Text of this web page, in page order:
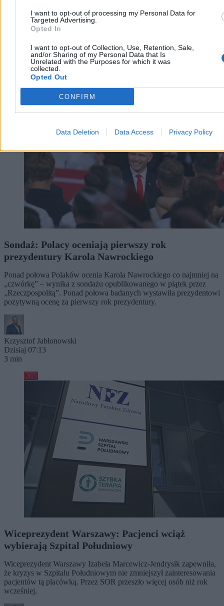
I want to opt-out of processing my Personal Data for
Targeted Advertising.
Opted In
I want to opt-out of Collection, Use, Retention, Sale,
and/or Sharing of my Personal Data that Is
Unrelated with the Purposes for which it was
collected.
Opted Out
CONFIRM
Data Deletion Data Access Privacy Policy
Kraj
Sondaż: Polacy oceniają pierwszy rok
prezydentury Karola Nawrockiego
Ponad połowa Polaków ocenia Karola Nawrockiego co najmniej na
„czwórkę” – wynika z sondażu opublikowanego w piątek przez
„Rzeczpospolitą”. Ponad połowa badanych wystawiła prezydentowi
pozytywną ocenę za pierwszy rok prezydentury.
Krzysztof Jabłonowski
Dzisiaj 07:13
3 min
Kraj
Wiceprezydent Warszawy: Pacjenci wciąż
wybierają Szpital Południowy
Wiceprezydent Warszawy Izabela Marcewicz-Jendrysik zapewniła,
że kryzys w Szpitalu Południowym nie zmniejszył zainteresowania
pacjentów tą placówką. Przez SOR przeszło więcej osób niż rok
wcześniej.